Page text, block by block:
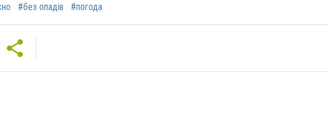
#без опадів #погода